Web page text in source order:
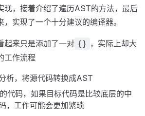
现，接着介绍了遍历AST的方法，最后
实现了一个十分建议的编译器。
起来只是添加了一对 {} ，实际上却大
工作流程
析，将源代码转换成AST
代码，如果目标代码是比较底层的中
，工作可能会更加繁琐